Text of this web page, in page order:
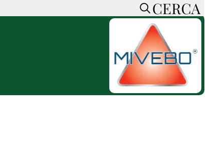
CERCA
ACCEDI o REGISTRATI
SOSTIENI LA PRESSA
CERCA